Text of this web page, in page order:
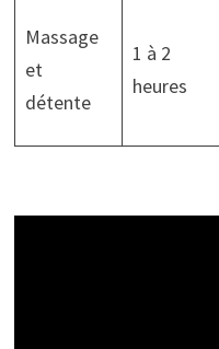
Massage
et
détente
1 à 2
heures